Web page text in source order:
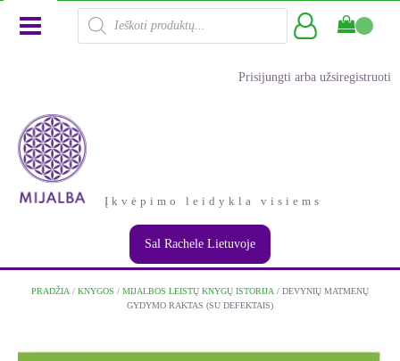
Products
search
Prisijungti arba užsiregistruoti
Įkvėpimo leidykla visiems
Sal Rachele Lietuvoje
PRADŽIA / KNYGOS / MIJALBOS LEISTŲ KNYGŲ ISTORIJA / DEVYNIŲ MATMENŲ
GYDYMO RAKTAS (SU DEFEKTAIS)